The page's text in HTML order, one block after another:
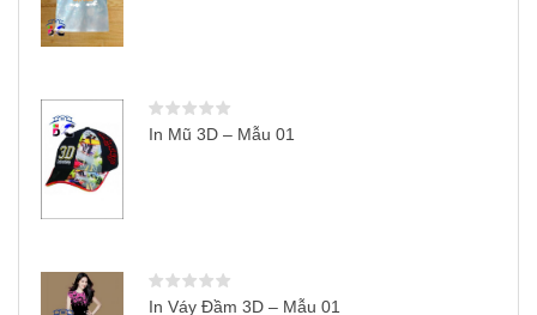
In Mũ 3D – Mẫu 01
In Váy Đầm 3D – Mẫu 01